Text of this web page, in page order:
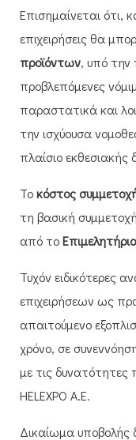
Επισημαίνεται ότι,
επιχειρήσεις θα
προϊόντων, υπό την
προβλεπόμενες
παραστατικά και
την ισχύουσα
πλαίσιο
Τοκόστος
τη βασική
από το
Τυχόν ειδικότερες
επιχειρήσεων ως
απαιτούμενο
χρόνο, σε
με τις
HELEXPO Α.Ε.
Δικαίωμα υποβολής